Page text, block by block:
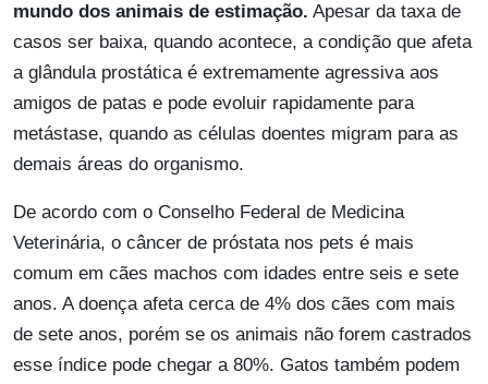
mundo dos animais de estimação. Apesar da taxa de
casos ser baixa, quando acontece, a condição que afeta
a glândula prostática é extremamente agressiva aos
amigos de patas e pode evoluir rapidamente para
metástase, quando as células doentes migram para as
demais áreas do organismo.
De acordo com o Conselho Federal de Medicina
Veterinária, o câncer de próstata nos pets é mais
comum em cães machos com idades entre seis e sete
anos. A doença afeta cerca de 4% dos cães com mais
de sete anos, porém se os animais não forem castrados
esse índice pode chegar a 80%. Gatos também podem